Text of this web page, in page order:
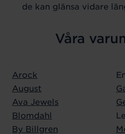
de kan glänsa vidare
Våra
Arock
August
Ava Jewels
Blomdahl
By Billgren